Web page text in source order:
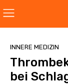
INNERE MEDIZIN
bei